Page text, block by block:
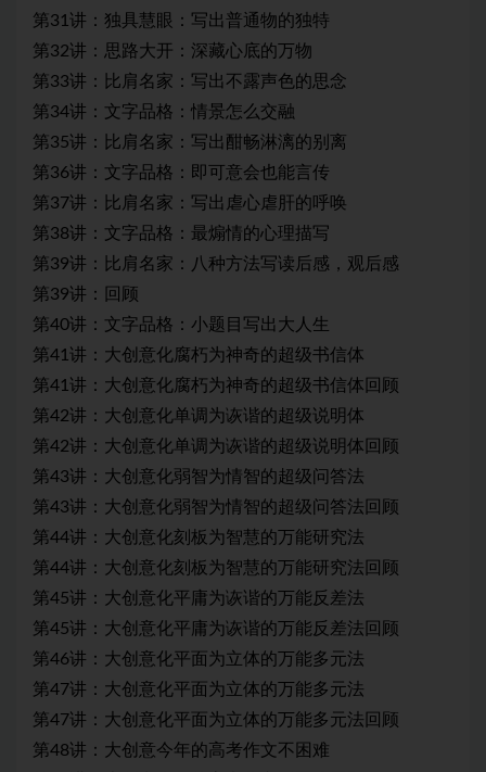
第31讲：独具慧眼：写出普通物的独特
第32讲：思路大开：深藏心底的万物
第33讲：比肩名家：写出不露声色的思念
第34讲：文字品格：情景怎么交融
第35讲：比肩名家：写出酣畅淋漓的别离
第36讲：文字品格：即可意会也能言传
第37讲：比肩名家：写出虐心虐肝的呼唤
第38讲：文字品格：最煽情的心理描写
第39讲：比肩名家：八种方法写读后感，观后感
第39讲：回顾
第40讲：文字品格：小题目写出大人生
第41讲：大创意化腐朽为神奇的超级书信体
第41讲：大创意化腐朽为神奇的超级书信体回顾
第42讲：大创意化单调为诙谐的超级说明体
第42讲：大创意化单调为诙谐的超级说明体回顾
第43讲：大创意化弱智为情智的超级问答法
第43讲：大创意化弱智为情智的超级问答法回顾
第44讲：大创意化刻板为智慧的万能研究法
第44讲：大创意化刻板为智慧的万能研究法回顾
第45讲：大创意化平庸为诙谐的万能反差法
第45讲：大创意化平庸为诙谐的万能反差法回顾
第46讲：大创意化平面为立体的万能多元法
第47讲：大创意化平面为立体的万能多元法
第47讲：大创意化平面为立体的万能多元法回顾
第48讲：大创意今年的高考作文不困难